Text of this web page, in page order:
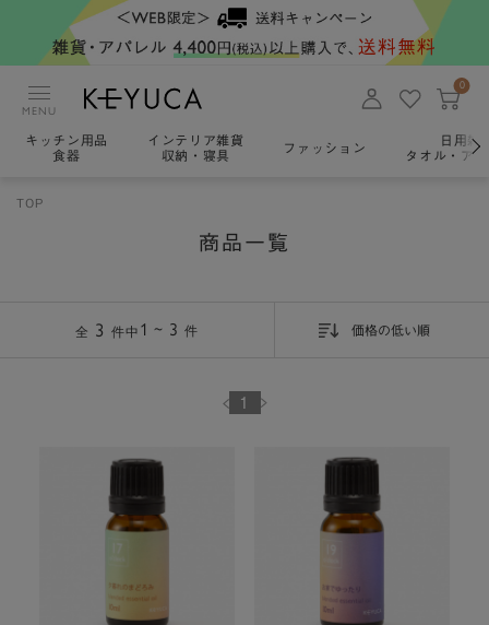
MENU
0
キッチン用品
食器
インテリア雑貨
収納・寝具
ファッション
日用雑
タオル・ア
TOP
商品一覧
全 3 件中 1 ~ 3 件
1
価格の低い順